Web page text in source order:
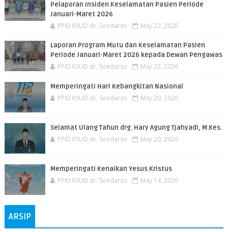
Pelaporan Insiden Keselamatan Pasien Periode
Januari-Maret 2026
PPID RSUD dr. Soedarso May 22, 2026
Laporan Program Mutu dan Keselamatan Pasien
Periode Januari-Maret 2026 kepada Dewan Pengawas
PPID RSUD dr. Soedarso May 22, 2026
Memperingati Hari Kebangkitan Nasional
PPID RSUD dr. Soedarso May 20, 2026
Selamat Ulang Tahun drg. Hary Agung Tjahyadi, M.Kes.
PPID RSUD dr. Soedarso May 20, 2026
Memperingati Kenaikan Yesus Kristus
PPID RSUD dr. Soedarso May 14, 2026
ARSIP